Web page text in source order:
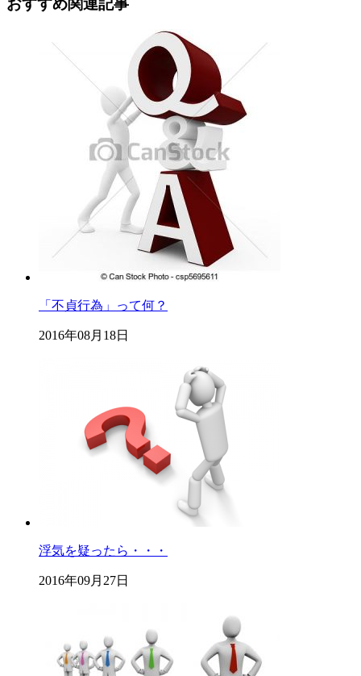
「不貞行為」って何？
2016年08月18日
浮気を疑ったら・・・
2016年09月27日